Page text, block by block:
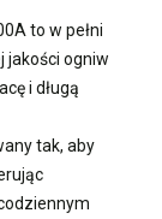
to w pełni
jakości ogniw
i długą
tak, aby